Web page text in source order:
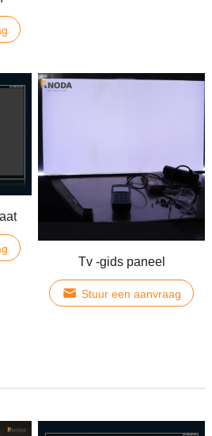
Tv -gids paneel
Stuur een aanvraag